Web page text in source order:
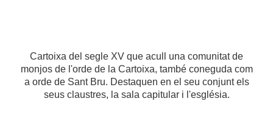
Cartoixa del segle XV que acull una comunitat de
monjos de l'orde de la Cartoixa, també coneguda com
a orde de Sant Bru. Destaquen en el seu conjunt els
seus claustres, la sala capitular i l'església.